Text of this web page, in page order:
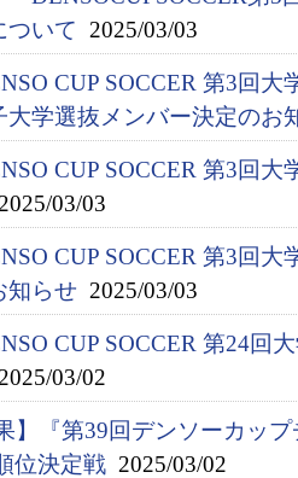
ついて 2025/03/03
CUP SOCCER 第3回
大学選抜メンバー決定のお
CUP SOCCER 第3回
03/03
CUP SOCCER 第3回
知らせ 2025/03/03
CUP SOCCER 第24回
03/02
】『第39回デンソーカッ
位決定戦 2025/03/02